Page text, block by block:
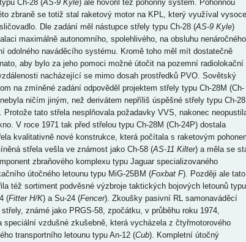
Ch-28 (AS-9 Kyle) ale hovořil též pohonný systém. Pohonnou
zbraně se totiž stal raketový motor na KPL, který využíval vysoce
Dle zadání měl nástupce střely typu Ch-28 (AS-9 Kyle)
maximálně autonomního, spolehlivého, na obsluhu nenáročného
odolného naváděcího systému. Kromě toho měl mít dostatečně
aby bylo za jeho pomoci možné útočit na pozemní radiolokační
nacházející se mimo dosah prostředků PVO. Sovětský
na zmíněné zadání odpověděl projektem střely typu Ch-28M (Ch-
ničím jiným, než derivátem nepříliš úspěšné střely typu Ch-28
Protože tato střela nesplňovala požadavky VVS, nakonec
V roce 1971 tak před střelou typu Ch-28M (Ch-24P) dostala
kvalitativně nové konstrukce, která počítala s raketovým
střela vešla ve známost jako Ch-58 (AS-11 Kilter) a měla se
zbraňového komplexu typu Jaguar specializovaného
útočného letounu typu MiG-25BM (Foxbat F). Později ale tato
též sortiment podvěsné výzbroje taktických bojových letounů typu
(Fitter H/K) a Su-24 (Fencer). Zkoušky pasivní RL samonaváděcí
známé jako PRGS-58, zpočátku, v průběhu roku 1974,
speciální vzdušné zkušebně, která vycházela z čtyřmotorového
transportního letounu typu An-12 (Cub). Kompletní útočný